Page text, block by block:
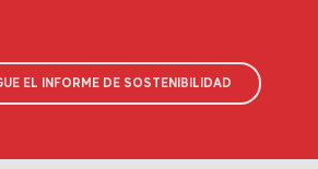
EL INFORME DE SOSTENIBILIDAD